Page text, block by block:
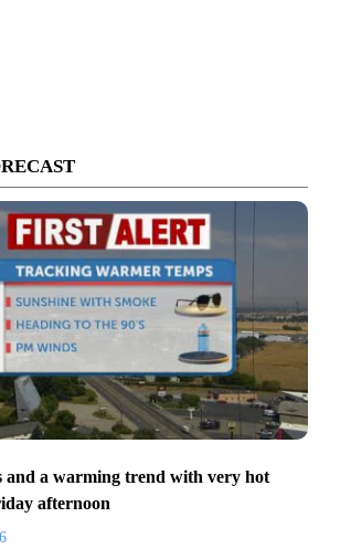
and a warming trend with very hot
afternoon